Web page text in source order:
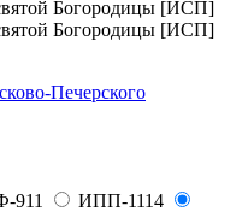
Печерского
911
ИПП-1114